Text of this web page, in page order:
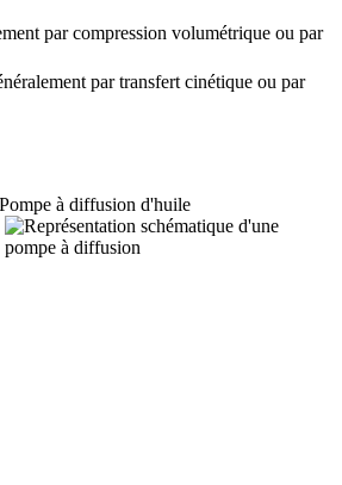
par compression volumétrique ou par
par transfert cinétique ou par
Pompe à diffusion d'huile